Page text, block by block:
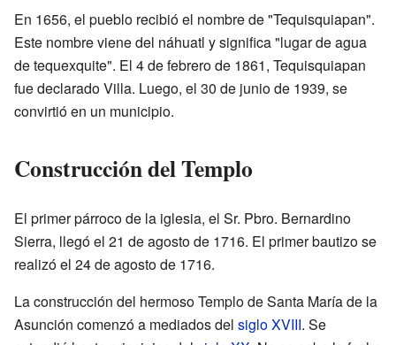
En 1656, el pueblo recibió el nombre de "Tequisquiapan".
Este nombre viene del náhuatl y significa "lugar de agua
de tequexquite". El 4 de febrero de 1861, Tequisquiapan
fue declarado Villa. Luego, el 30 de junio de 1939, se
convirtió en un municipio.
Construcción del Templo
El primer párroco de la iglesia, el Sr. Pbro. Bernardino
Sierra, llegó el 21 de agosto de 1716. El primer bautizo se
realizó el 24 de agosto de 1716.
La construcción del hermoso Templo de Santa María de la
Asunción comenzó a mediados del siglo XVIII. Se